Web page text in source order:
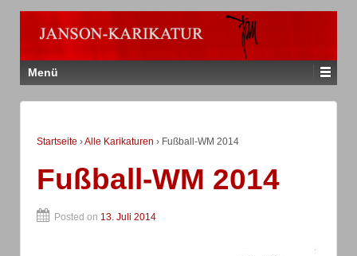
Menü
Startseite ›Alle Karikaturen › Fußball-WM 2014
Fußball-WM 2014
Posted on 13. Juli 2014